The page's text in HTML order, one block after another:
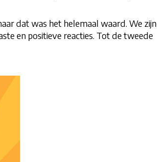
dat was het helemaal waard. We zijn
en positieve reacties. Tot de tweede